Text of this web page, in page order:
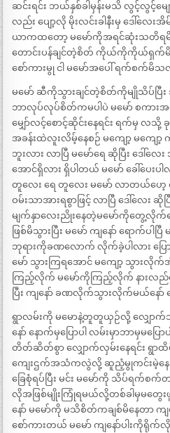
ဆင်းရင်း ဘယ်နှစ်ခါမှန်းမသိ လွင့်လွင့်မျေ
လည်း ပျော့လို မိုးလင်းခါနီးမှ ဒေါ်လေ
ယာကထတော့ မမော်ကိုအရင်ဆုံးသတိရ
တောင်းပန်ချင်တဲ့စိတ် ကိုယ်ကိုကိုယ်ရှက်
စော်ကားမွု ငါ မမော်အပေါ် ရက်စက်မိသ
မမော် ဆီကိုသွားချင်တဲ့စိတ်ကိုမျိုသိပ်ပြီး
ဘာလုပ်လုပ်စိတ်ကမပါပဲ မမော် စကား
မျှော်လင့်စောင့်ဆိုင်းနေရင်း ရက်မှ လသို့
အခန်းထဲလူးလိမ့်နေစဉ် မကျော့ မက
ဘူးလား လာပြီ မမော်ရေ ဆိုပြီး ဒေါ်လ
အောင်ရှိလား ရှိပါတယ် မမော် ခေါ်ပေးပါ
တူလေး ရေ တူလေး မမော် လာတယ်ဟေ့
ဝမ်းသာအားရစွာဖြင့် လာပြီ ဒေါ်လေး
မျက်နှာလေးညိုးနေတဲ့မမော်ကိုတွေ့လို
ဖြစ်မိသွားပြီး မမော် ကျနော် ရောက်ပ
ဘုရားကိုခဏလောက် လိုက်ခဲ့ပါလား ပြေ
မော် သွားကြရအောင် မကျော့ သွားလိုက်
ကြည့်လိုက် မမော်ကိုကြည့်လိုက် နားလ
ပြီး ကျနော် ခဏလိုက်သွားလိုက်မယ်နော် ဒ
ရွာလမ်းကို မမောနဲ့တူတူယှဉ်လို့ လျှောက်သွ
နော် နောက်မှပြောပါ လမ်းမှာဘာမှမပြ
တိတ်ဆိတ်စွာ လျှောက်လှမ်းနေရင်း ရွာ
ကျေးဌက်အသံကလွဲလို့ ဆူညံ့မွုကင်းမဲ့နေပ
ခြေစုံရပ်ပြီး မင်း မမော်ကို သိပ်ရက်
လိုအဖြစ်မျိုးကြုံရမယ်လို့တစ်ခါမှမတွေ
နော် မမော်ကို မသိစိတ်ကချစ်မိနေတာ ကျ
စော်ကားတယ် မမော် ကျနော်ပါးကိုရို